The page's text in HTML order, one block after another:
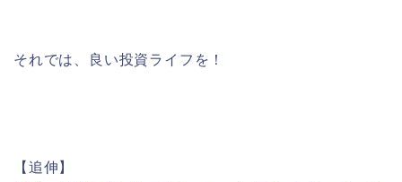
それでは、良い投資ライフを！
【追伸】